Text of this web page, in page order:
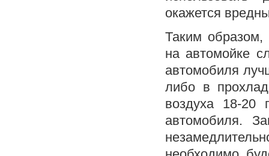
окажется
Таким образом,
на автомойке
автомобиля
либо в
воздуха 18-20
автомобиля.